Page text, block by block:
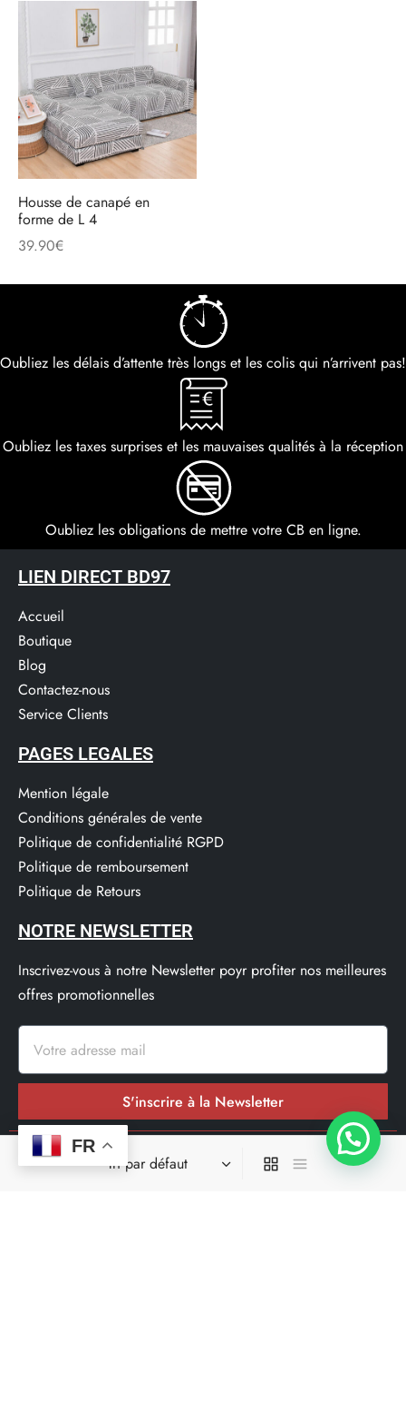
Housse de canapé en
forme de L 4
39.90€
Oubliez les délais d’attente très longs et les colis qui n’arrivent pas!
Oubliez les taxes surprises et les mauvaises qualités à la réception
Oubliez les obligations de mettre votre CB en ligne.
LIEN DIRECT BD97
Accueil
Boutique
Blog
Contactez-nous
Service Clients​
PAGES LEGALES
Mention légale
Conditions générales de vente
Politique de confidentialité RGPD
Politique de remboursement
Politique de Retours
NOTRE NEWSLETTER
Inscrivez-vous à notre Newsletter poyr profiter nos meilleures
offres promotionnelles
S'inscrire à la Newsletter
Nos réseaux sociaux
FR